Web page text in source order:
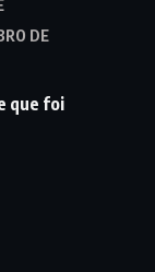
DE
que foi